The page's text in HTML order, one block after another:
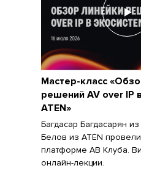
Мастер-класс
решений AV over IP
ATEN»
Багдасар Багдасарян
Белов из ATEN
платформе АВ Клуба.
онлайн-лекции.